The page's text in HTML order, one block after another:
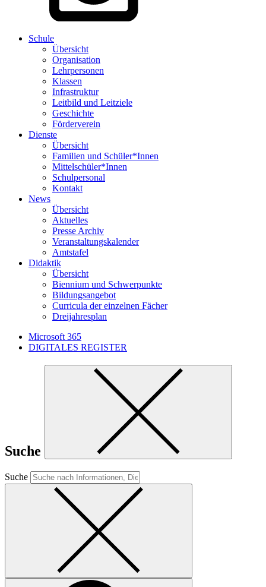
Schule
Übersicht
Organisation
Lehrpersonen
Klassen
Infrastruktur
Leitbild und Leitziele
Geschichte
Förderverein
Dienste
Übersicht
Familien und Schüler*Innen
Mittelschüler*Innen
Schulpersonal
Kontakt
News
Übersicht
Aktuelles
Presse Archiv
Veranstaltungskalender
Amtstafel
Didaktik
Übersicht
Biennium und Schwerpunkte
Bildungsangebot
Curricula der einzelnen Fächer
Dreijahresplan
Microsoft 365
DIGITALES REGISTER
Suche
Suche